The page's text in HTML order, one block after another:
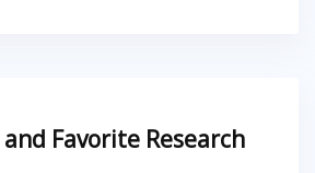
Favorite Research